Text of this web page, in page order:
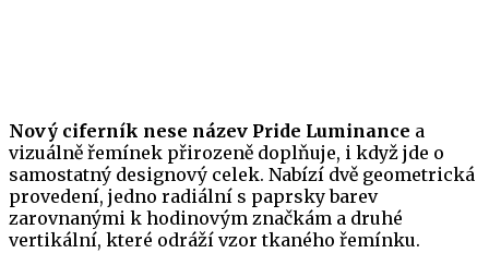
Nový ciferník nese název Pride Luminance a
vizuálně řemínek přirozeně doplňuje, i když jde o
samostatný designový celek. Nabízí dvě geometrická
provedení, jedno radiální s paprsky barev
zarovnanými k hodinovým značkám a druhé
vertikální, které odráží vzor tkaného řemínku.